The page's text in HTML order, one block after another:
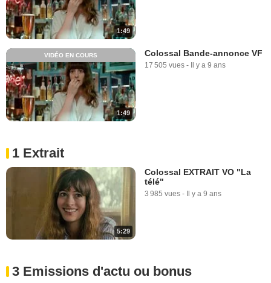
1:49
1:49
VIDÉO EN COURS Colossal Bande-annonce VF
17 505 vues - Il y a 9 ans
1 Extrait
5:29
Colossal EXTRAIT VO "La
télé"
3 985 vues - Il y a 9 ans
3 Emissions d'actu ou bonus